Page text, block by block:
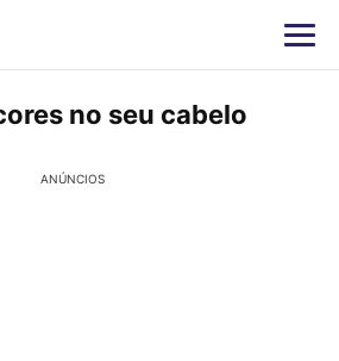
no seu cabelo
ANÚNCIOS